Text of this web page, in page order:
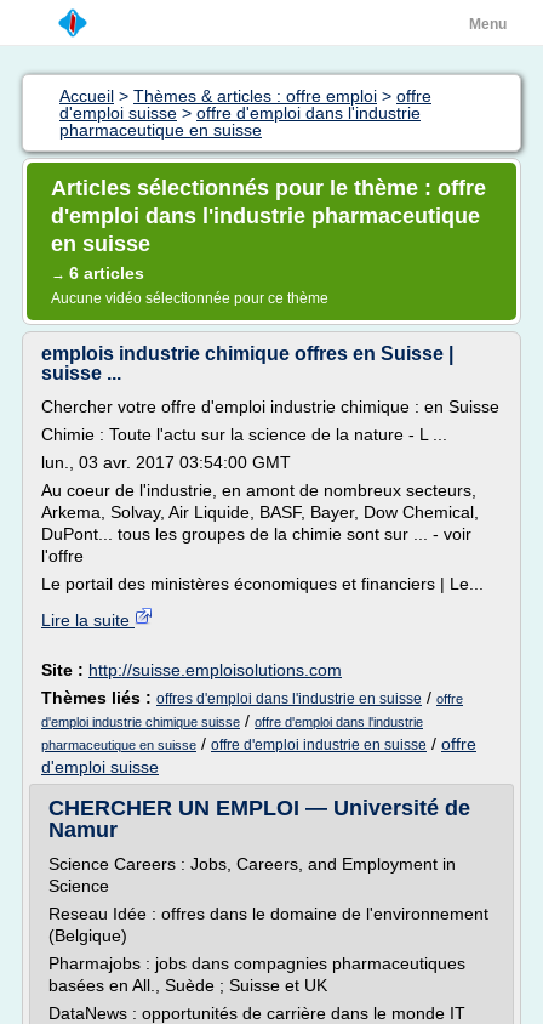
Menu
Accueil > Thèmes & articles : offre emploi > offre
d'emploi suisse > offre d'emploi dans l'industrie
pharmaceutique en suisse
Articles sélectionnés pour le thème : offre
d'emploi dans l'industrie pharmaceutique
en suisse
→ 6 articles
Aucune vidéo sélectionnée pour ce thème
emplois industrie chimique offres en Suisse |
suisse ...
Chercher votre offre d'emploi industrie chimique : en Suisse
Chimie : Toute l'actu sur la science de la nature - L ...
lun., 03 avr. 2017 03:54:00 GMT
Au coeur de l'industrie, en amont de nombreux secteurs,
Arkema, Solvay, Air Liquide, BASF, Bayer, Dow Chemical,
DuPont... tous les groupes de la chimie sont sur ... - voir
l'offre
Le portail des ministères économiques et financiers | Le...
Lire la suite
Site : http://suisse.emploisolutions.com
Thèmes liés : offres d'emploi dans l'industrie en suisse / offre
d'emploi industrie chimique suisse / offre d'emploi dans l'industrie
pharmaceutique en suisse / offre d'emploi industrie en suisse / offre
d'emploi suisse
CHERCHER UN EMPLOI — Université de
Namur
Science Careers : Jobs, Careers, and Employment in
Science
Reseau Idée : offres dans le domaine de l'environnement
(Belgique)
Pharmajobs : jobs dans compagnies pharmaceutiques
basées en All., Suède ; Suisse et UK
DataNews : opportunités de carrière dans le monde IT